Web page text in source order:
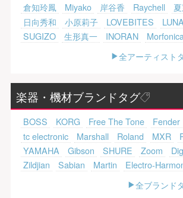
倉知玲鳳
Miyako 岸谷香 Raychell
日向秀和
小原莉子 LOVEBITES
SUGIZO
生形真一 INORAN
Morfonica
全アーティスト
楽器・機材ブランドタグ
BOSS KORG Free The Tone Fender
tc electronic
Marshall Roland MXR
YAMAHA
Gibson SHURE Zoom
Zildjian
Sabian Martin
Electro-
全ブランド